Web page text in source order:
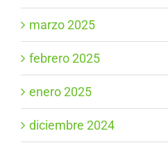
marzo 2025
febrero 2025
enero 2025
diciembre 2024